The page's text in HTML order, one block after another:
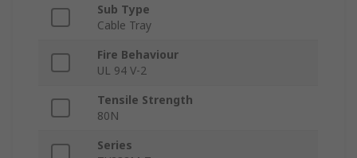
Sub Type
Cable Tray
Fire Behaviour
UL 94 V-2
Tensile Strength
80N
Series